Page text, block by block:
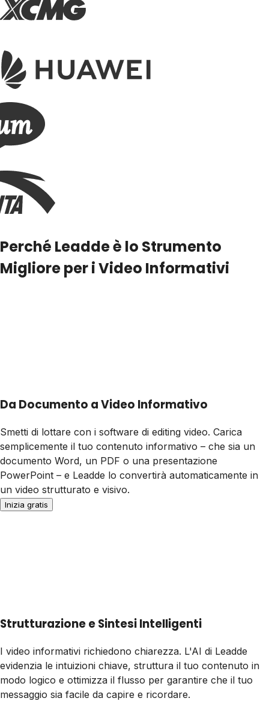
Perché Leadde è lo Strumento
Migliore per i Video Informativi
Da Documento a Video Informativo
Smetti di lottare con i software di editing video. Carica
semplicemente il tuo contenuto informativo – che sia un
documento Word, un PDF o una presentazione
PowerPoint – e Leadde lo convertirà automaticamente in
un video strutturato e visivo.
Inizia gratis
Strutturazione e Sintesi Intelligenti
I video informativi richiedono chiarezza. L'AI di Leadde
evidenzia le intuizioni chiave, struttura il tuo contenuto in
modo logico e ottimizza il flusso per garantire che il tuo
messaggio sia facile da capire e ricordare.